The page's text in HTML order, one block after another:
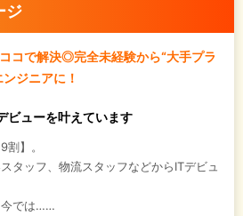
ジ
コで解決◎完全未経験から“大手プラ
ジニアに！
ビューを叶えています
】。
タッフ、物流スタッフなどからITデビュ
今では……